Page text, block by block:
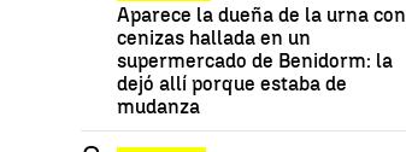
Aparece la dueña de la urna con
cenizas hallada en un
supermercado de Benidorm: la
dejó allí porque estaba de
mudanza